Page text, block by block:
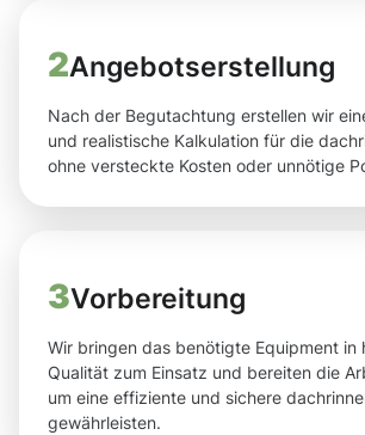
2Angebotserstellung
Nach der Begutachtung erstellen wir
und realistische Kalkulation für die
ohne versteckte Kosten oder unnötige
3Vorbereitung
Wir bringen das benötigte Equipment in
Qualität zum Einsatz und bereiten die
um eine effiziente und sichere
gewährleisten.